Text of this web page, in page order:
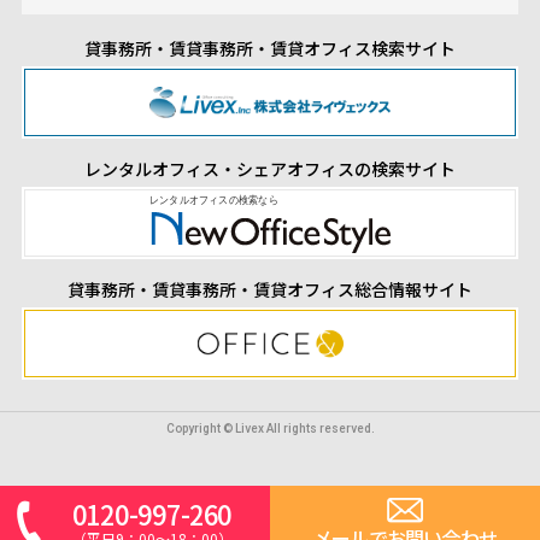
貸事務所・賃貸事務所・賃貸オフィス検索サイト
レンタルオフィス・シェアオフィスの検索サイト
貸事務所・賃貸事務所・賃貸オフィス総合情報サイト
Copyright © Livex All rights reserved.
0120-997-260